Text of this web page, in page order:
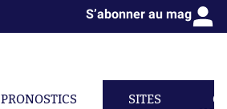
S’abonner au mag
PRONOSTICS SITES